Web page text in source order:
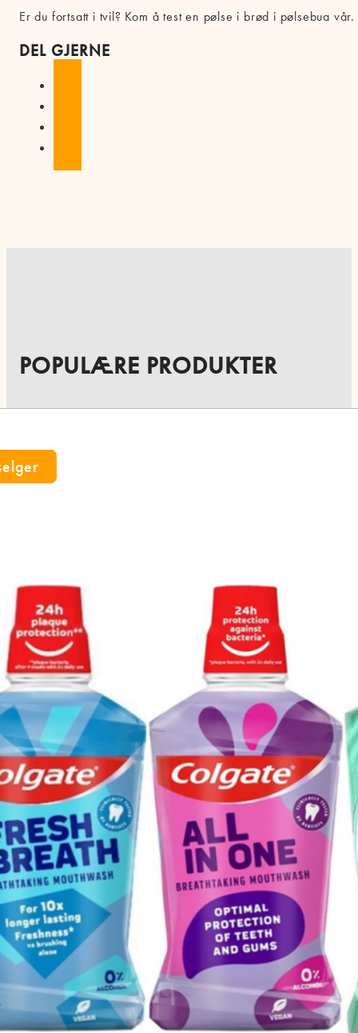
Er du fortsatt i tvil? Kom å test en pølse i brød i pølsebua
DEL GJERNE
POPULÆRE PRODUKTER